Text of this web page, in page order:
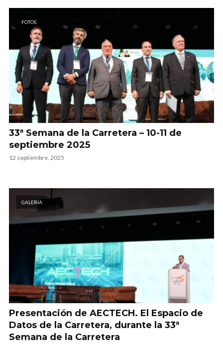
FOTOS
33ª Semana de la Carretera – 10-11 de
septiembre 2025
12 septiembre, 2025
GALERÍA
Presentación de AECTECH. El Espacio de
Datos de la Carretera, durante la 33ª
Semana de la Carretera